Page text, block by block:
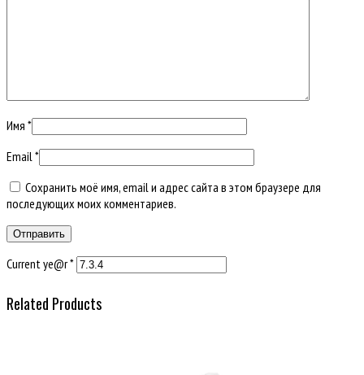
Имя *
Email*
Сохранить моё имя, email и адрес сайта в этом браузере для
последующих моих комментариев.
Current ye@r*
Related Products